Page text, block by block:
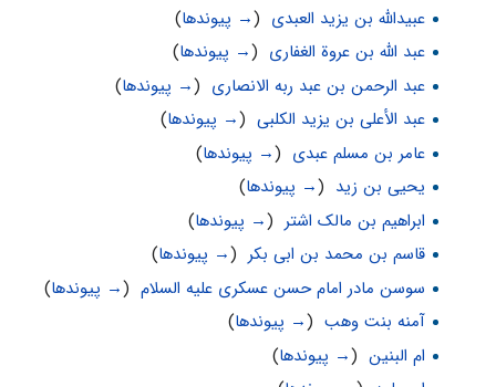
عبیدالله بن یزید العبدی (→ پیوندها)
عبد الله بن عروة الغفاری (→ پیوندها)
عبد الرحمن بن عبد ربه الانصاری (→ پیوندها)
عبد الأعلی بن یزید الکلبی‏
(→ پیوندها)
عامر بن مسلم عبدی (→ پیوندها)
یحیی بن زید (→ پیوندها)
ابراهیم بن مالک اشتر (→ پیوندها)
قاسم بن محمد بن ابی بکر‏
(→ پیوندها)
سوسن مادر امام حسن عسکری علیه السلام‏
(→ پیوندها)
آمنه بنت وهب‏
(→ پیوندها)
ام البنین‏
(→ پیوندها)